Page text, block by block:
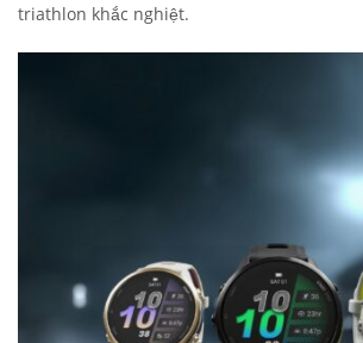
triathlon khắc nghiệt.